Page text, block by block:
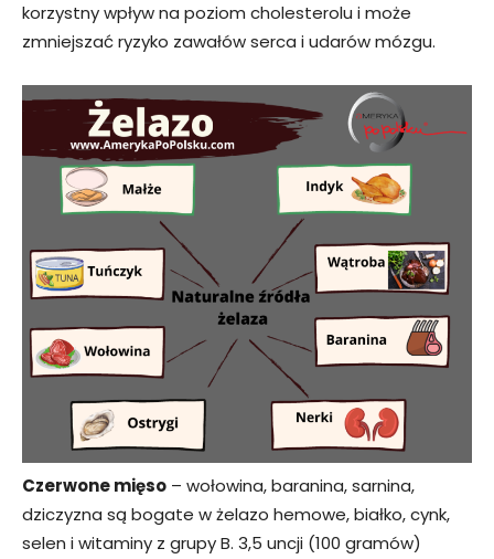
korzystny wpływ na poziom cholesterolu i może
zmniejszać ryzyko zawałów serca i udarów mózgu.
Czerwone mięso – wołowina, baranina, sarnina,
dziczyzna są bogate w żelazo hemowe, białko, cynk,
selen i witaminy z grupy B. 3,5 uncji (100 gramów)